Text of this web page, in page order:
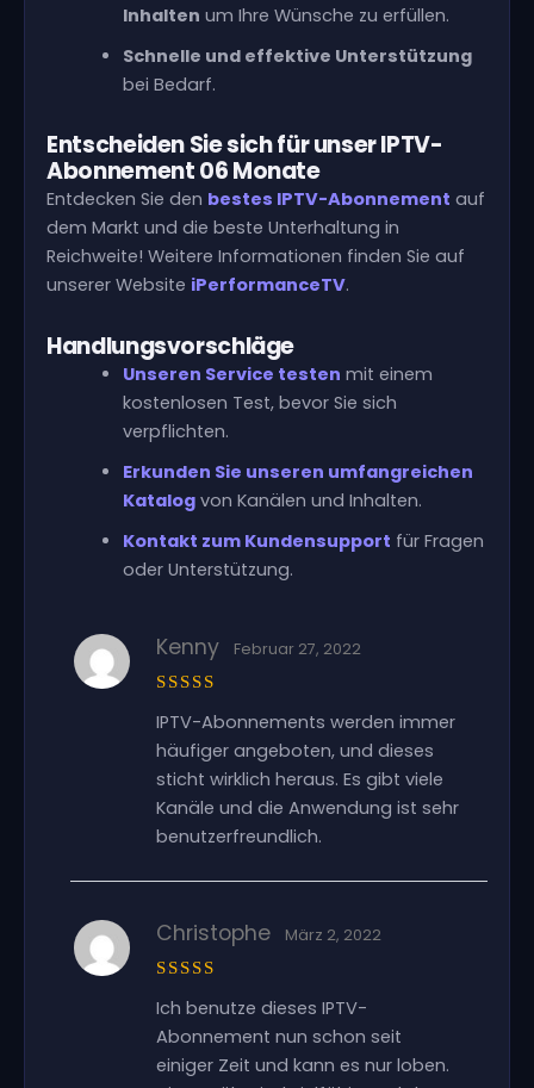
Inhalten um Ihre Wünsche zu erfüllen.
Schnelle und effektive Unterstützung
bei Bedarf.
Entscheiden Sie sich für unser IPTV-
Abonnement 06 Monate
Entdecken Sie den bestes IPTV-Abonnement auf
dem Markt und die beste Unterhaltung in
Reichweite! Weitere Informationen finden Sie auf
unserer Website iPerformanceTV.
Handlungsvorschläge
Unseren Service testen mit einem
kostenlosen Test, bevor Sie sich
verpflichten.
Erkunden Sie unseren umfangreichen
Katalog von Kanälen und Inhalten.
Kontakt zum Kundensupport für Fragen
oder Unterstützung.
mit5von
5
Kenny Februar 27, 2022
IPTV-Abonnements werden immer
häufiger angeboten, und dieses
sticht wirklich heraus. Es gibt viele
Kanäle und die Anwendung ist sehr
benutzerfreundlich.
mit5von
5
Christophe März 2, 2022
Ich benutze dieses IPTV-
Abonnement nun schon seit
einiger Zeit und kann es nur loben.